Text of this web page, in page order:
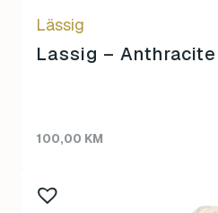
Lässig
Lassig –
100,00 KM